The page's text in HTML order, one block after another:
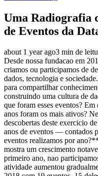
Uma Radiografia
de Eventos da
about 1 year ago3 min de
Desde nossa fundacao em
criamos ou participamos de
dados, tecnologia e
para compartilhar
construindo uma cultura de
que foram esses eventos?
anos foram os mais ativos?
descobertas deste exercicio
anos de eventos — contados
eventos realizamos por
mostra um crescimento
primeiro ano, nao
atividade aumentou